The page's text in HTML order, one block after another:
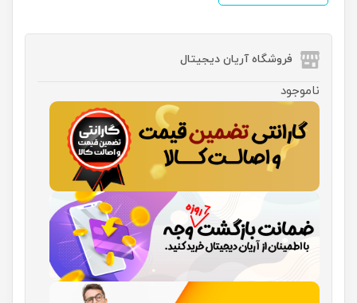
فروشگاه آریان دیجیتال
ناموجود